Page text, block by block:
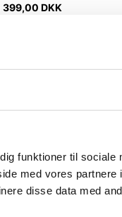
funktioner til sociale
med vores partnere
disse data med
399,00DKK
og der
på mine